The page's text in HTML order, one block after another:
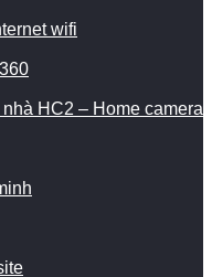
wifi
HC2 – Home camera